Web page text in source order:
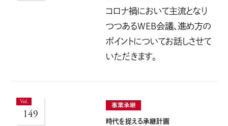
コロナ禍において主流となり
つつあるWEB会議、進め方の
ポイントについてお話しさせて
いただきます。
149
事業承継
時代を捉える承継計画